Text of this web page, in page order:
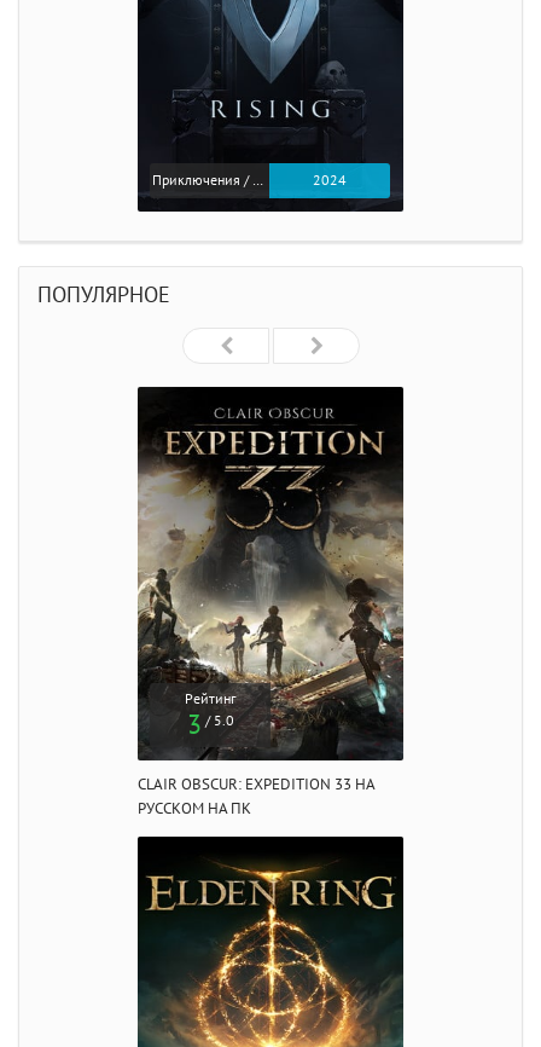
Приключения / Экшен 2024
ПОПУЛЯРНОЕ
Рейтинг
3 / 5.0
CLAIR OBSCUR: EXPEDITION 33 НА
РУССКОМ НА ПК